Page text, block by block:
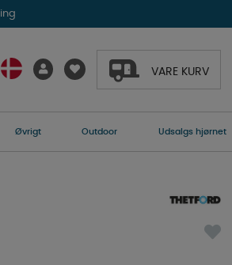
VARE KURV
Øvrigt Outdoor Udsalgs hjørnet